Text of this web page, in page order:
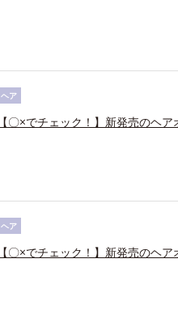
ヘア
【〇×でチェック！】新発売のヘ
ヘア
【〇×でチェック！】新発売のヘ